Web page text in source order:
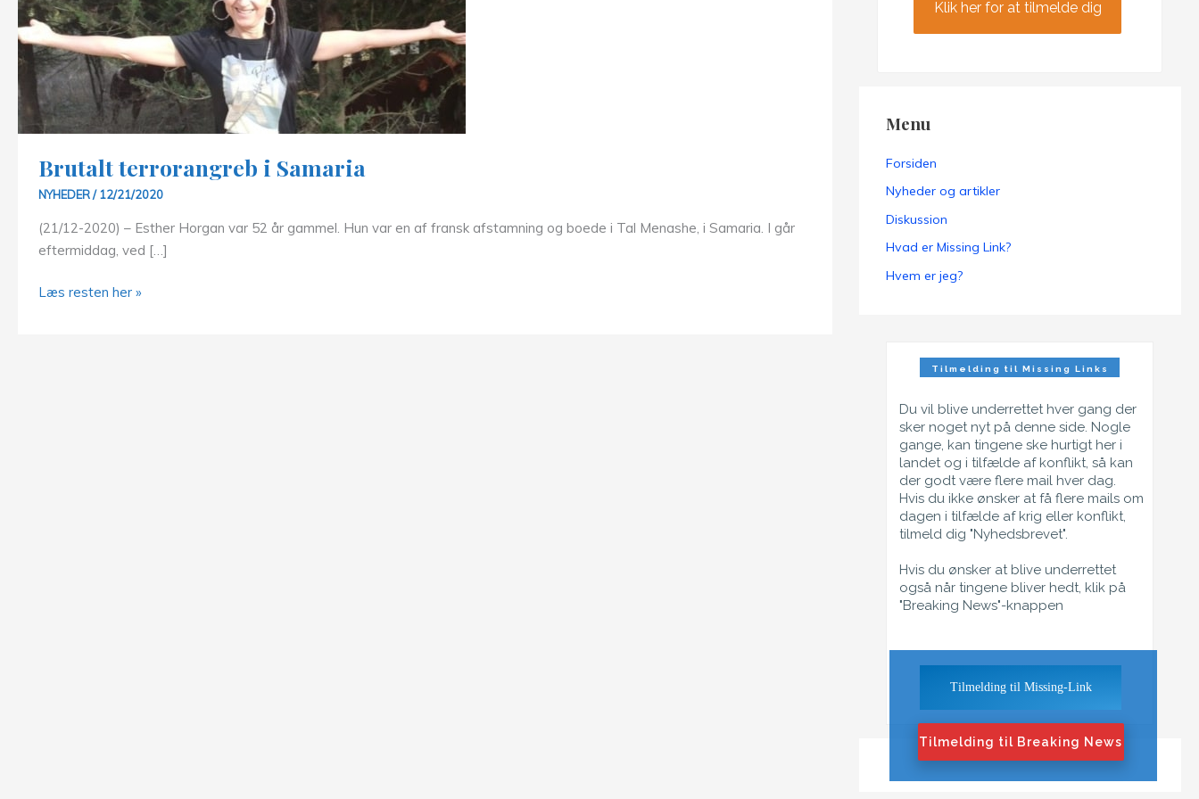
Brutalt terrorangreb i Samaria
NYHEDER/12/21/2020
(21/12-2020) – Esther Horgan var 52 år gammel. Hun var en af fransk afstamning og boede i Tal Menashe, i Samaria. I går
eftermiddag, ved […]
Brutalt
Læs resten her »
Klik her for at tilmelde dig
Menu
Forsiden
Nyheder og artikler
Diskussion
Hvad er Missing Link?
Hvem er jeg?
Du vil blive underrettet hver gang der
sker noget nyt på denne side. Nogle
gange, kan tingene ske hurtigt her i
landet og i tilfælde af konflikt, så kan
der godt være flere mail hver dag.
Hvis du ikke ønsker at få flere mails om
dagen i tilfælde af krig eller konflikt,
tilmeld dig "Nyhedsbrevet".
Hvis du ønsker at blive underrettet
også når tingene bliver hedt, klik på
"Breaking News"-knappen
Tilmelding til Missing Links
Tilmelding til Breaking News
Tilmelding til Missing-Link